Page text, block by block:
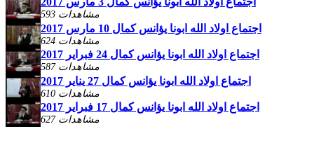
593 مشاهدات
اجتماع اولاد الله ابونا يؤانس كمال 10 مارس 2017
624 مشاهدات
اجتماع اولاد الله ابونا يؤانس كمال 24 فبراير 2017
587 مشاهدات
اجتماع اولاد الله ابونا يؤانس كمال 27 يناير 2017
610 مشاهدات
اجتماع اولاد الله ابونا يؤانس كمال 17 فبراير 2017
627 مشاهدات